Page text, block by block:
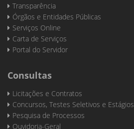
Transparência
Órgãos e Entidades Públicas
Serviços Online
Carta de Serviços
Portal do Servidor
Consultas
Licitações e Contratos
Concursos, Testes Seletivos e Estágios
Pesquisa de Processos
Ouvidoria-Geral